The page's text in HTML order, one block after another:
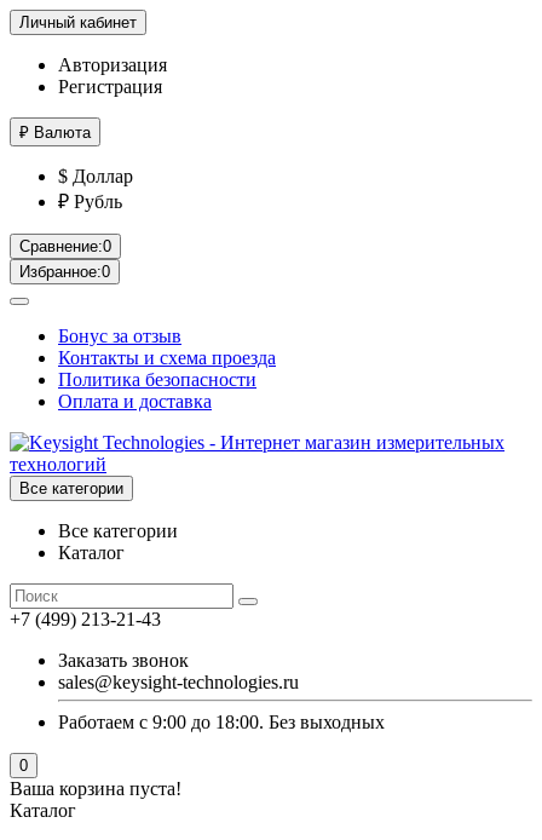
Личный кабинет
Авторизация
Регистрация
₽ Валюта
$ Доллар
₽ Рубль
Сравнение:0
Избранное:0
Бонус за отзыв
Контакты и схема проезда
Политика безопасности
Оплата и доставка
Все категории
Все категории
Каталог
+7 (499) 213-21-43
Заказать звонок
sales@keysight-technologies.ru
Работаем с 9:00 до 18:00. Без выходных
0
Ваша корзина пуста!
Каталог